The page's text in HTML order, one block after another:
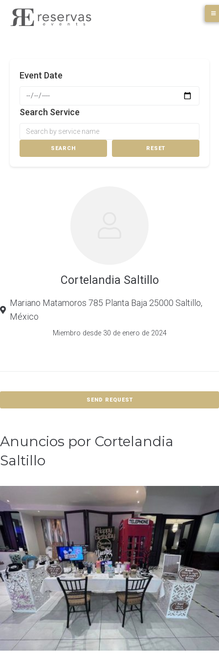
Event Date
Search Service
SEARCH RESET
Cortelandia Saltillo
Mariano Matamoros 785 Planta Baja 25000 Saltillo,
México
Miembro desde 30 de enero de 2024
SEND REQUEST
Anuncios por Cortelandia
Saltillo